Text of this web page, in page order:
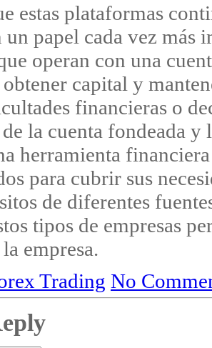
estas plataformas
un papel cada vez
operan con una
capital y
financieras o
la cuenta fondeada y
herramienta
para cubrir sus
de diferentes
tipos de empresas
empresa.
Trading No